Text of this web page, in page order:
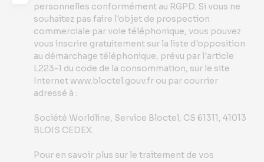
personnelles conformément au RGPD. Si vous ne
souhaitez pas faire l'objet de prospection
commerciale par voie téléphonique, vous pouvez
vous inscrire gratuitement sur la liste d'opposition
au démarchage téléphonique, prévu par l'article
L223-1 du code de la consommation, sur le site
Internet www.bloctel.gouv.fr ou par courrier
adressé à :
Société Worldline, Service Bloctel, CS 61311, 41013
BLOIS CEDEX.
Pour en savoir plus sur le traitement de vos